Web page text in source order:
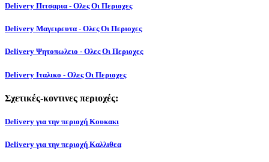
Delivery Πιτσαρια - Ολες Οι Περιοχες
Delivery Μαγειρευτα - Ολες Οι Περιοχες
Delivery Ψητοπωλειο - Ολες Οι Περιοχες
Delivery Ιταλικο - Ολες Οι Περιοχες
Σχετικές-κοντινες περιοχές:
Delivery για την περιοχή Κουκακι
Delivery για την περιοχή Καλλιθεα